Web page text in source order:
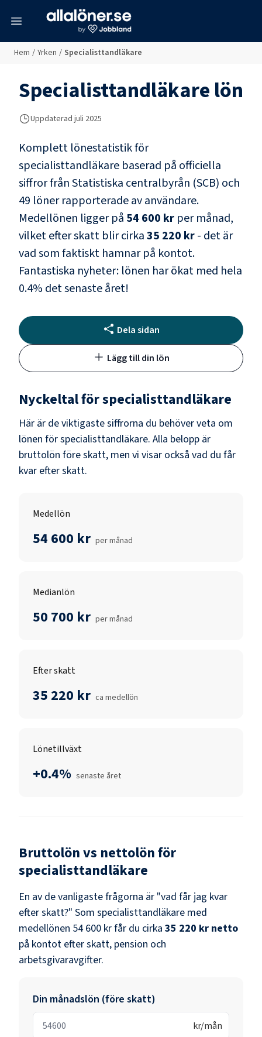
Hem / Yrken / Specialisttandläkare
Specialisttandläkarelön
Uppdaterad juli 2025
Komplett lönestatistik för
specialisttandläkare baserad på officiella
siffror från Statistiska centralbyrån (SCB) och
49 löner rapporterade av användare.
Medellönen ligger på 54 600 kr per månad,
vilket efter skatt blir cirka35 220 kr- det är
vad som faktiskt hamnar på kontot.
Fantastiska nyheter: lönen har ökat med hela
0.4% det senaste året!
Dela sidan
Lägg till din lön
Nyckeltal förspecialisttandläkare
Här är de viktigaste siffrorna du behöver veta om
lönen förspecialisttandläkare. Alla belopp är
bruttolön före skatt, men vi visar också vad du får
kvar efter skatt.
Medellön
54 600 kr per månad
Medianlön
50 700 kr per månad
Efter skatt
35 220 kr ca medellön
Lönetillväxt
+0.4% senaste året
Bruttolön vs nettolön för
specialisttandläkare
En av de vanligaste frågorna är "vad får jag kvar
efter skatt?" Som specialisttandläkare med
medellönen 54 600 krfår du cirka 35 220 kr netto
på kontot efter skatt, pension och
arbetsgivaravgifter.
Din månadslön (före skatt)
kr/mån